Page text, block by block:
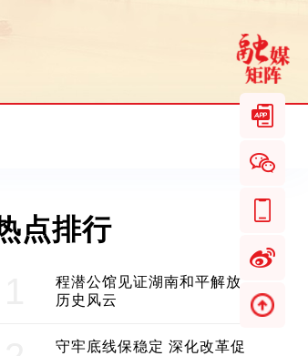
点排行
程潜公馆见证湖南和平解放
历史风云
守牢底线保稳定 深化改革促